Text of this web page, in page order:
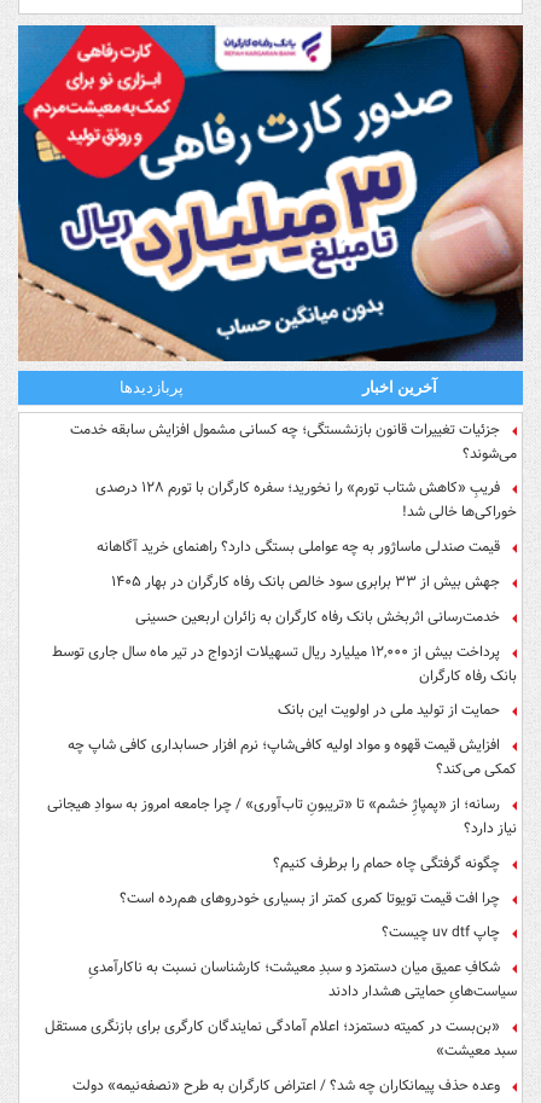
آخرین اخبار پربازدیدها
جزئیات تغییرات قانون بازنشستگی؛ چه کسانی مشمول افزایش سابقه خدمت
می‌شوند؟
فریبِ «کاهش شتاب تورم» را نخورید؛ سفره کارگران با تورم ۱۲۸ درصدی
خوراکی‌ها خالی شد!
قیمت صندلی ماساژور به چه عواملی بستگی دارد؟ راهنمای خرید آگاهانه
جهش بیش از ۳۳ برابری سود خالص بانک رفاه کارگران در بهار ۱۴۰۵
خدمت‌رسانی اثربخش بانک رفاه کارگران به زائران اربعین حسینی
پرداخت بیش از ۱۲,۰۰۰ میلیارد ریال تسهیلات ازدواج در تیر ماه سال جاری توسط
بانک رفاه کارگران
حمایت از تولید ملی در اولویت این بانک
افزایش قیمت قهوه و مواد اولیه کافی‌شاپ؛ نرم افزار حسابداری کافی شاپ چه
کمکی می‌کند؟
رسانه؛ از «پمپاژِ خشم» تا «تریبونِ تاب‌آوری» / چرا جامعه امروز به سوادِ هیجانی
نیاز دارد؟
چگونه گرفتگی چاه حمام را برطرف کنیم؟
چرا افت قیمت تویوتا کمری کمتر از بسیاری خودروهای هم‌رده است؟
چاپ uv dtf چیست؟
شکافِ عمیق میان دستمزد و سبدِ معیشت؛ کارشناسان نسبت به ناکارآمدیِ
سیاست‌هایِ حمایتی هشدار دادند
«بن‌بست در کمیته دستمزد؛ اعلام آمادگی نمایندگان کارگری برای بازنگری مستقل
سبد معیشت»
وعده حذف پیمانکاران چه شد؟ / اعتراض کارگران به طرح «نصفه‌نیمه» دولت